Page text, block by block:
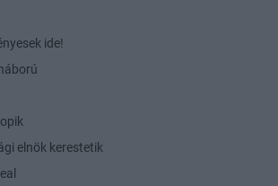
ide!
elnök kerestetik